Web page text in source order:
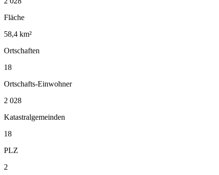
Fläche
58,4 km²
Ortschaften
18
Ortschafts-Einwohner
2 028
Katastralgemeinden
18
PLZ
2